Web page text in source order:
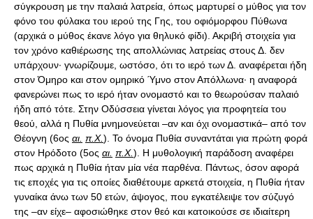
σύγκρουση με την παλαιά λατρεία, όπως μαρτυρεί ο μύθος για τον
φόνο του φύλακα του ιερού της Γης, του οφιόμορφου Πύθωνα
(αρχικά ο μύθος έκανε λόγο για θηλυκό φίδι). Ακριβή στοιχεία για
τον χρόνο καθιέρωσης της απολλώνιας λατρείας στους Δ. δεν
υπάρχουν· γνωρίζουμε, ωστόσο, ότι το ιερό των Δ. αναφέρεται ήδη
στον Όμηρο και στον ομηρικό Ύμνο στον Απόλλωνα· η αναφορά
φανερώνει πως το ιερό ήταν ονομαστό και το θεωρούσαν παλαιό
ήδη από τότε. Στην Οδύσσεια γίνεται λόγος για προφητεία του
θεού, αλλά η Πυθία μνημονεύεται –αν και όχι ονομαστικά– από τον
Θέογνη (6ος αι. π.Χ.). Το όνομα Πυθία συναντάται για πρώτη φορά
στον Ηρόδοτο (5ος αι. π.Χ.). Η μυθολογική παράδοση αναφέρει
πως αρχικά η Πυθία ήταν μία νέα παρθένα. Πάντως, όσον αφορά
τις εποχές για τις οποίες διαθέτουμε αρκετά στοιχεία, η Πυθία ήταν
γυναίκα άνω των 50 ετών, άψογος, που εγκατέλειψε τον σύζυγό
της –αν είχε– αφοσιώθηκε στον θεό και κατοικούσε σε ιδιαίτερη